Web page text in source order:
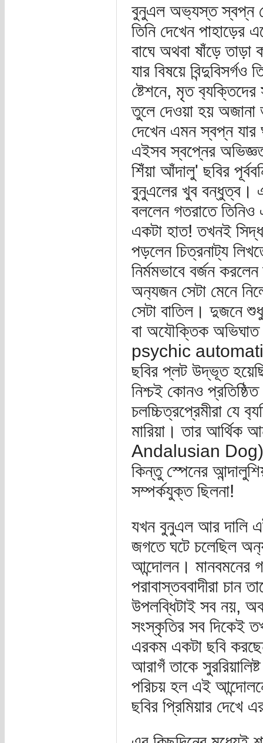
বুনুএল অভ‍্যস্ত স্বপ্ন
তিনি দেখেন
বাঘে অথবা ষাঁড়ে
যার বিষয়ে
ষ্টেশনে, মৃত
তুলে দেওয়া হয়
দেখেন এমন স্বপ্ন যার
এইসব স্বপ্নের
শিঁয়া আঁদালু' ছবির
বুনুএলের খুব বন্ধুত্ব।
বললেন গতরাতে
একটা হাত! তখনই
পড়লেন চিত্রনাট্য
নির্মমভাবে বর্জন
অন‍্যজন সেটা মেনে
সেটা বাতিল। দুজনে
বা অযৌক্তিক
psychic
ছবির প্লট উদ্ভূত
নিশ্চ‌ই কোনও
চলচ্চিত্রপ্রেমীরা যে
মারিয়া। তার
Andalusian Dog)
কিন্তু স্পেনের
সম্পর্কযুক্ত ছিলনা!
যখন বুনুএল আর দালি
জগতে ঘটে চলেছিল
আন্দোলন। মানবমনের
পরাবাস্তববাদীরা চান
উপলব্ধিটাই সব নয়,
সংস্কৃতির সব দিকেই
এরকম একটা ছবি
আরাগঁ তাকে
পরিচয় হল এই
ছবির প্রিমিয়ার দেখে